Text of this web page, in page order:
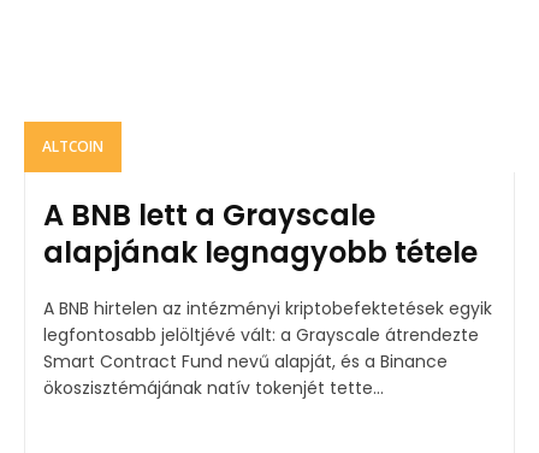
ALTCOIN
A BNB lett a Grayscale
alapjának legnagyobb tétele
A BNB hirtelen az intézményi kriptobefektetések egyik
legfontosabb jelöltjévé vált: a Grayscale átrendezte
Smart Contract Fund nevű alapját, és a Binance
ökoszisztémájának natív tokenjét tette...